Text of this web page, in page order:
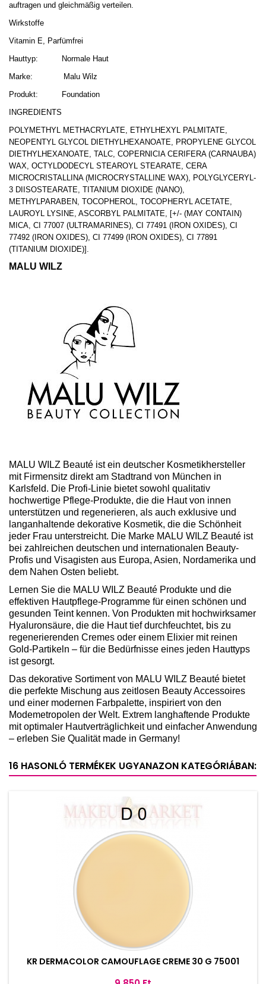
auftragen und gleichmäßig verteilen.
Wirkstoffe
Vitamin E, Parfümfrei
Hauttyp:
Normale Haut
Marke:
Malu Wilz
Produkt:
Foundation
INGREDIENTS
POLYMETHYL METHACRYLATE, ETHYLHEXYL PALMITATE,
NEOPENTYL GLYCOL DIETHYLHEXANOATE, PROPYLENE GLYCOL
DIETHYLHEXANOATE, TALC, COPERNICIA CERIFERA (CARNAUBA)
WAX, OCTYLDODECYL STEAROYL STEARATE, CERA
MICROCRISTALLINA (MICROCRYSTALLINE WAX), POLYGLYCERYL-
3 DIISOSTEARATE, TITANIUM DIOXIDE (NANO),
METHYLPARABEN, TOCOPHEROL, TOCOPHERYL ACETATE,
LAUROYL LYSINE, ASCORBYL PALMITATE, [+/- (MAY CONTAIN)
MICA, CI 77007 (ULTRAMARINES), CI 77491 (IRON OXIDES), CI
77492 (IRON OXIDES), CI 77499 (IRON OXIDES), CI 77891
(TITANIUM DIOXIDE)].
MALU WILZ
MALU WILZ Beauté ist ein deutscher Kosmetikhersteller
mit Firmensitz direkt am Stadtrand von München in
Karlsfeld. Die Profi-Linie bietet sowohl qualitativ
hochwertige Pflege-Produkte, die die Haut von innen
unterstützen und regenerieren, als auch exklusive und
langanhaltende dekorative Kosmetik, die die Schönheit
jeder Frau unterstreicht. Die Marke MALU WILZ Beauté ist
bei zahlreichen deutschen und internationalen Beauty-
Profis und Visagisten aus Europa, Asien, Nordamerika und
dem Nahen Osten beliebt.
Lernen Sie die MALU WILZ Beauté Produkte und die
effektiven Hautpflege-Programme für einen schönen und
gesunden Teint kennen. Von Produkten mit hochwirksamer
Hyaluronsäure, die die Haut tief durchfeuchtet, bis zu
regenerierenden Cremes oder einem Elixier mit reinen
Gold-Partikeln – für die Bedürfnisse eines jeden Hauttyps
ist gesorgt.
Das dekorative Sortiment von MALU WILZ Beauté bietet
die perfekte Mischung aus zeitlosen Beauty Accessoires
und einer modernen Farbpalette, inspiriert von den
Modemetropolen der Welt. Extrem langhaftende Produkte
mit optimaler Hautverträglichkeit und einfacher Anwendung
– erleben Sie Qualität made in Germany!
16 HASONLÓ TERMÉKEK UGYANAZON KATEGÓRIÁBAN:
KR DERMACOLOR CAMOUFLAGE CREME 30 G 75001